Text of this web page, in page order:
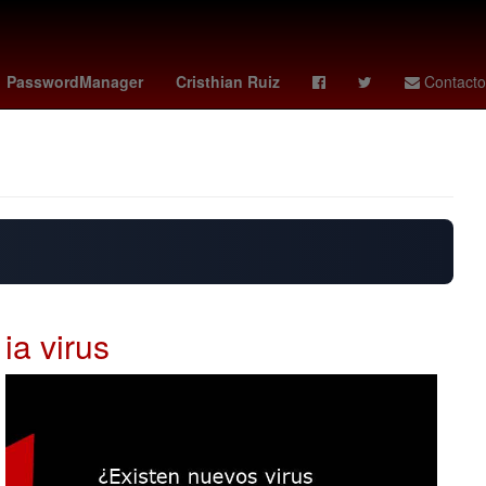
PasswordManager Cristhian Ruiz Contacto
barcelona - levante badalona Shawn Levy Agresión
ia virus